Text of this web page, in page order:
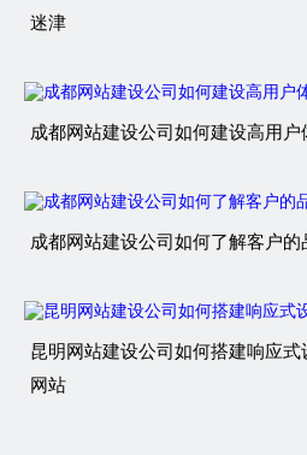
迷津
成都网站建设公司如何建设高用户
成都网站建设公司如何了解客户的
昆明网站建设公司如何搭建响应
网站